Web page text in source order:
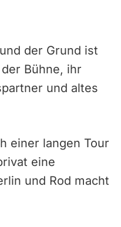
der Grund ist
Bühne, ihr
und altes
einer langen Tour
eine
und Rod macht